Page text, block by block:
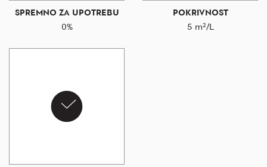
SPREMNO ZA UPOTREBU
0%
POKRIVNOST
5 m²/L